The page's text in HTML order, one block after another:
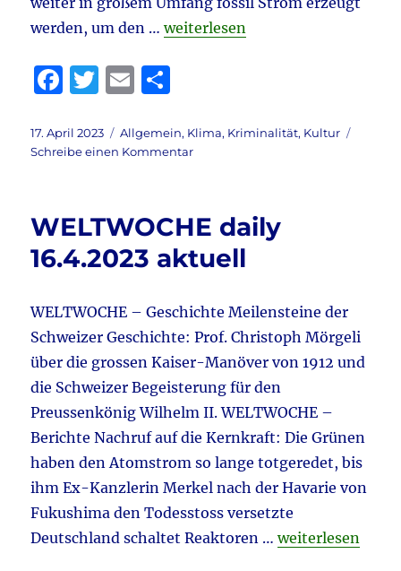
werden, um den …„Strom & Energie & Habeck
weiterlesen
F
c
e
o
o
T
it
te
E
ai
l
le
n
Veröffentlicht
am
17. April 2023 Kategorien
Allgemein, Klima, Kriminalität, Kultur
Schreibe einen Kommentarzu
&
Habeck
aktuell:
Ausstieg
ist
vor
Einstieg
…
WELTWOCHE daily
16.4.2023 aktuell
WELTWOCHE – Geschichte Meilensteine der
Schweizer Geschichte: Prof. Christoph Mörgeli
über die grossen Kaiser-Manöver von 1912 und
die Schweizer Begeisterung für den
Preussenkönig Wilhelm II. WELTWOCHE –
Berichte Nachruf auf die Kernkraft: Die Grünen
haben den Atomstrom so lange totgeredet, bis
ihm Ex-Kanzlerin Merkel nach der Havarie von
Fukushima den Todesstoss versetzte
Deutschland schaltet Reaktoren …„WELTWOCHE
weiterlesen